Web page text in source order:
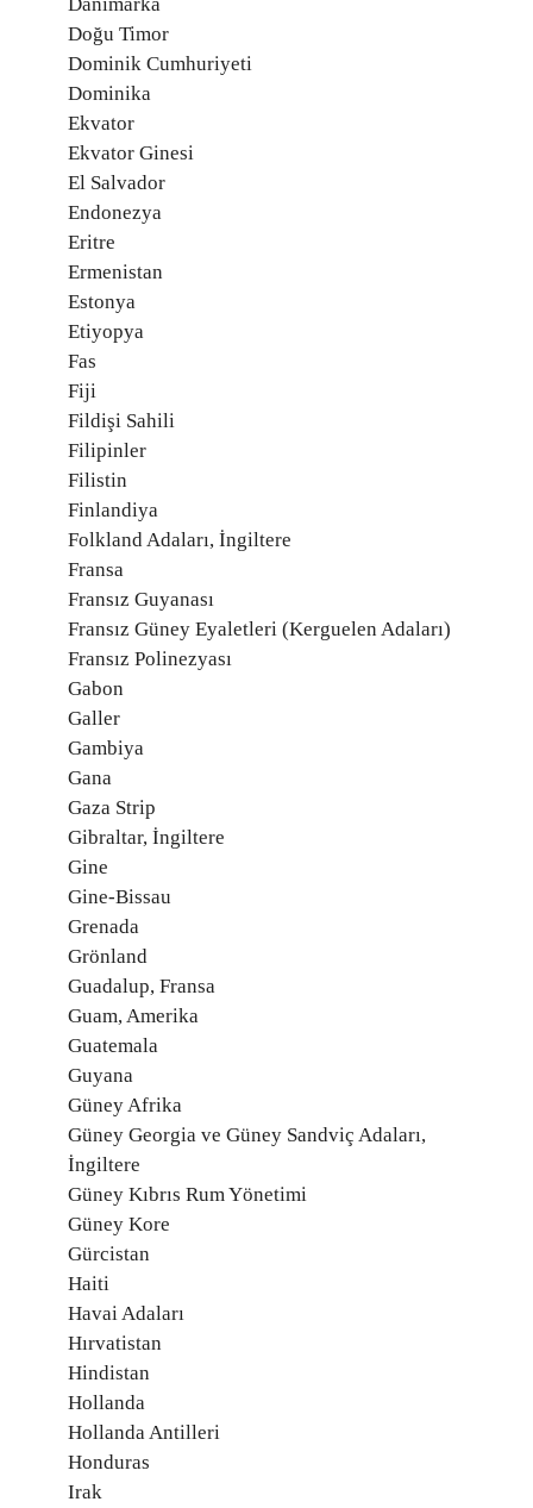
Doğu Timor
Dominik Cumhuriyeti
Dominika
Ekvator
Ekvator Ginesi
El Salvador
Endonezya
Eritre
Ermenistan
Estonya
Etiyopya
Fas
Fiji
Fildişi Sahili
Filipinler
Filistin
Finlandiya
Folkland Adaları, İngiltere
Fransa
Fransız Guyanası
Fransız Güney Eyaletleri (Kerguelen Adaları)
Fransız Polinezyası
Gabon
Galler
Gambiya
Gana
Gaza Strip
Gibraltar, İngiltere
Gine
Gine-Bissau
Grenada
Grönland
Guadalup, Fransa
Guam, Amerika
Guatemala
Guyana
Güney Afrika
Güney Georgia ve Güney Sandviç Adaları,
İngiltere
Güney Kıbrıs Rum Yönetimi
Güney Kore
Gürcistan
Haiti
Havai Adaları
Hırvatistan
Hindistan
Hollanda
Hollanda Antilleri
Honduras
Irak